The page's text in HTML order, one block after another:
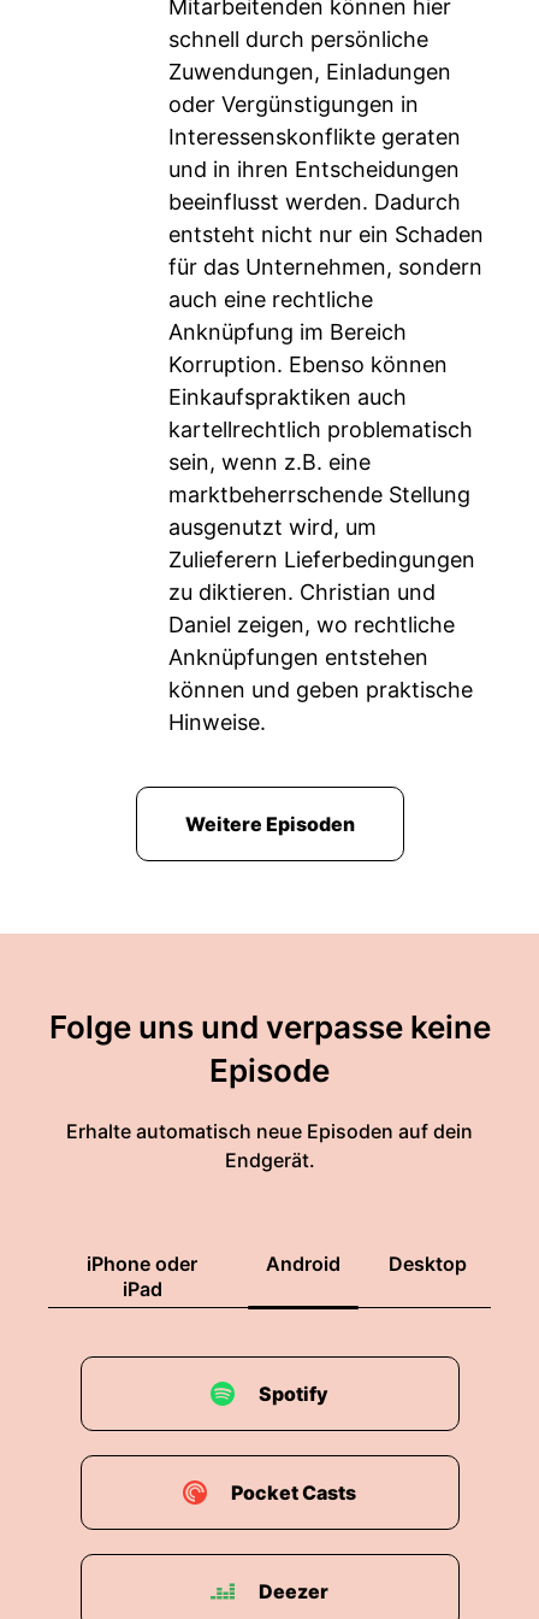
Mitarbeitenden können hier
schnell durch persönliche
Zuwendungen, Einladungen
oder Vergünstigungen in
Interessenskonflikte geraten
und in ihren Entscheidungen
beeinflusst werden. Dadurch
entsteht nicht nur ein Schaden
für das Unternehmen, sondern
auch eine rechtliche
Anknüpfung im Bereich
Korruption. Ebenso können
Einkaufspraktiken auch
kartellrechtlich problematisch
sein, wenn z.B. eine
marktbeherrschende Stellung
ausgenutzt wird, um
Zulieferern Lieferbedingungen
zu diktieren. Christian und
Daniel zeigen, wo rechtliche
Anknüpfungen entstehen
können und geben praktische
Hinweise.
Weitere Episoden
Folge uns und verpasse keine
Episode
Erhalte automatisch neue Episoden auf dein
Endgerät.
iPhone oder
iPad
Android Desktop
Spotify
Pocket Casts
Deezer